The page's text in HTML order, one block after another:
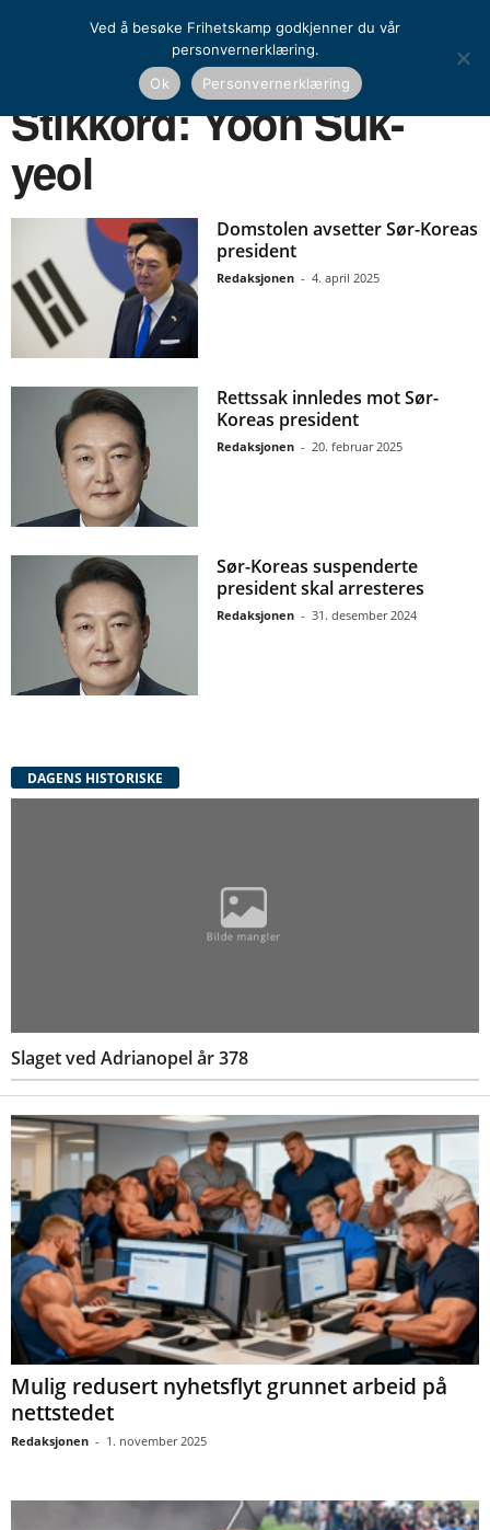
Yoon Suk-yeol
Stikkord: Yoon Suk-
yeol
Domstolen avsetter Sør-Koreas
president
Redaksjonen - 4. april 2025
Rettssak innledes mot Sør-
Koreas president
Redaksjonen - 20. februar 2025
Sør-Koreas suspenderte
president skal arresteres
Redaksjonen - 31. desember 2024
DAGENS HISTORISKE
Slaget ved Adrianopel år 378
Mulig redusert nyhetsflyt grunnet arbeid på
nettstedet
Redaksjonen - 1. november 2025
Ved å besøke Frihetskamp godkjenner du vår
personvernerklæring.
Ok
Personvernerklæring